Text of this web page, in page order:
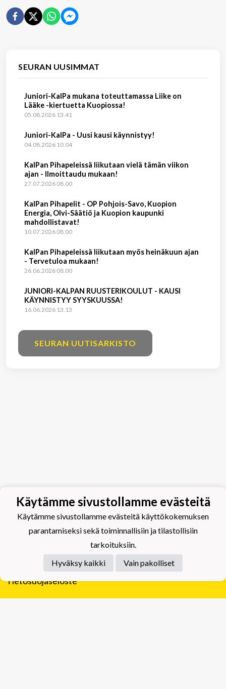
SEURAN UUSIMMAT
Juniori-KalPa mukana toteuttamassa Liike on
Lääke -kiertuetta Kuopiossa!
05.08.2026 13.41
Juniori-KalPa - Uusi kausi käynnistyy!
04.08.2026 10.04
KalPan Pihapeleissä liikutaan vielä tämän viikon
ajan - Ilmoittaudu mukaan!
27.07.2026 08.00
KalPan Pihapelit - OP Pohjois-Savo, Kuopion
Energia, Olvi-Säätiö ja Kuopion kaupunki
mahdollistavat!
10.07.2026 08.00
KalPan Pihapeleissä liikutaan myös heinäkuun ajan
- Tervetuloa mukaan!
26.06.2026 08.00
JUNIORI-KALPAN RUUSTERIKOULUT - KAUSI
KÄYNNISTYY SYYSKUUSSA!
16.06.2026 13.13
SEURAN UUTISARKISTO
Tietosuojaseloste
Käytämme sivustollamme evästeitä
Käytämme sivustollamme evästeitä käyttökokemuksen
parantamiseksi sekä toiminnallisiin ja tilastollisiin
tarkoituksiin.
Hyväksy kaikki
Vain pakolliset